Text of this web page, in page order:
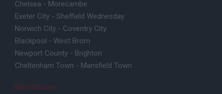
Chelsea - Morecambe
Exeter City - Sheffield Wednesday
Norwich City - Coventry City
Blackpool - West Brom
Newport County - Brighton
Cheltenham Town - Mansfield Town
ManUtd.com